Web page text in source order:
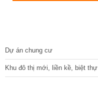
Dự án chung cư
Khu đô thị mới, liền kề, biệt thự